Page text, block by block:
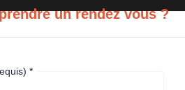
un rendez vous ?
*